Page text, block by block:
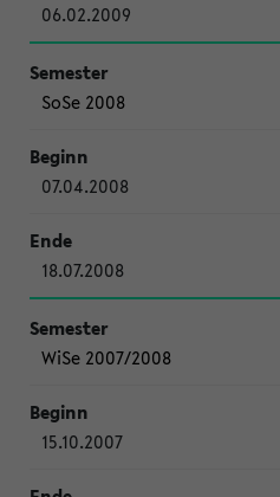
06.02.2009
SoSe 2008
07.04.2008
18.07.2008
WiSe 2007/2008
15.10.2007